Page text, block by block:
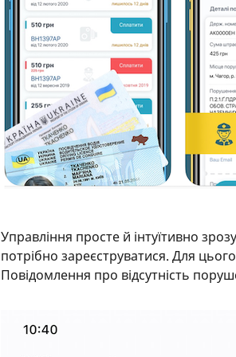
Управління просте й інтуїтивно
потрібно зареєструватися. Для
Повідомлення про відсутність